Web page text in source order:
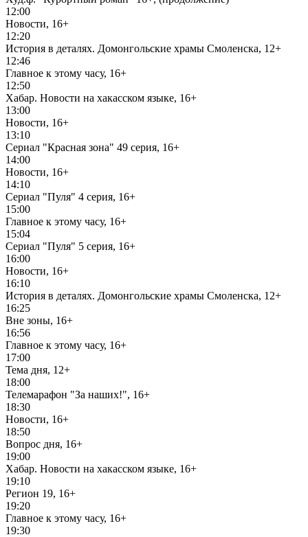
12:00
Новости, 16+
12:20
История в деталях. Домонгольские храмы Смоленска, 12+
12:46
Главное к этому часу, 16+
12:50
Хабар. Новости на хакасском языке, 16+
13:00
Новости, 16+
13:10
Сериал "Красная зона" 49 серия, 16+
14:00
Новости, 16+
14:10
Сериал "Пуля" 4 серия, 16+
15:00
Главное к этому часу, 16+
15:04
Сериал "Пуля" 5 серия, 16+
16:00
Новости, 16+
16:10
История в деталях. Домонгольские храмы Смоленска, 12+
16:25
Вне зоны, 16+
16:56
Главное к этому часу, 16+
17:00
Тема дня, 12+
18:00
Телемарафон "За наших!", 16+
18:30
Новости, 16+
18:50
Вопрос дня, 16+
19:00
Хабар. Новости на хакасском языке, 16+
19:10
Регион 19, 16+
19:20
Главное к этому часу, 16+
19:30